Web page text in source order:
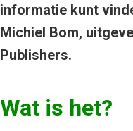
informatie kunt
Michiel Bom,
Publishers.
Wat is het?